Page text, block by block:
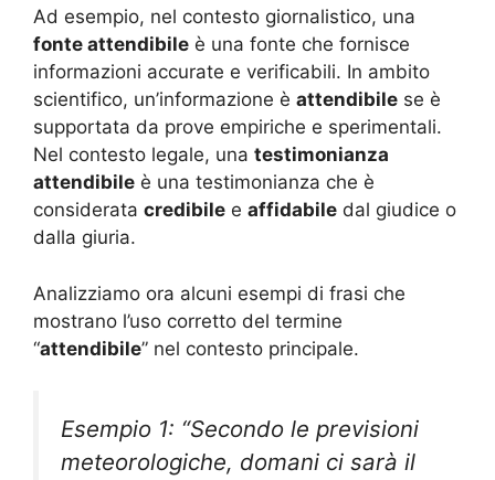
Ad esempio, nel contesto giornalistico, una
fonte attendibile è una fonte che fornisce
informazioni accurate e verificabili. In ambito
scientifico, un’informazione è attendibile se è
supportata da prove empiriche e sperimentali.
Nel contesto legale, una testimonianza
attendibile è una testimonianza che è
considerata credibile e affidabile dal giudice o
dalla giuria.
Analizziamo ora alcuni esempi di frasi che
mostrano l’uso corretto del termine
“attendibile” nel contesto principale.
Esempio 1: “Secondo le previsioni
meteorologiche, domani ci sarà il